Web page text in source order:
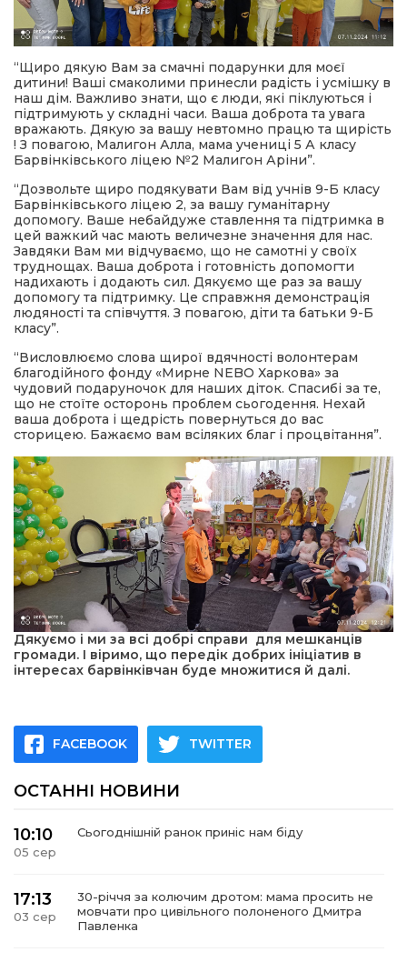
“Щиро дякую Вам за смачні подарунки для моєї
дитини! Ваші смаколими принесли радість і усмішку в
наш дім. Важливо знати, що є люди, які піклуються і
підтримують у складні часи. Ваша доброта та увага
вражають. Дякую за вашу невтомно працю та щирість
! З повагою, Малигон Алла, мама учениці 5 А класу
Барвінківського ліцею №2 Малигон Аріни”.
“Дозвольте щиро подякувати Вам від учнів 9-Б класу
Барвінківського ліцею 2, за вашу гуманітарну
допомогу. Ваше небайдуже ставлення та підтримка в
цей важкий час мають величезне значення для нас.
Завдяки Вам ми відчуваємо, що не самотні у своїх
труднощах. Ваша доброта і готовність допомогти
надихають і додають сил. Дякуємо ще раз за вашу
допомогу та підтримку. Це справжня демонстрація
людяності та співчуття. З повагою, діти та батьки 9-Б
класу”.
“Висловлюємо слова щирої вдячності волонтерам
благодійного фонду «Мирне NEBO Харкова» за
чудовий подаруночок для наших діток. Спасибі за те,
що не стоїте осторонь проблем сьогодення. Нехай
ваша доброта і щедрість повернуться до вас
сторицею. Бажаємо вам всіляких благ і процвітання”.
Дякуємо і ми за всі добрі справи для мешканців
громади. І віримо, що передік добрих ініціатив в
інтересах барвінківчан буде множитися й далі.
FACEBOOK TWITTER
ОСТАННІ НОВИНИ
10:10
05 сер
Сьогоднішній ранок приніс нам біду
17:13
03 сер
30-річчя за колючим дротом: мама просить не
мовчати про цивільного полоненого Дмитра
Павленка